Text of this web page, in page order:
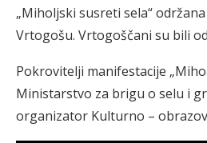
„Miholjski susreti sela“
Vrtogošu. Vrtogoščani su bili
Pokrovitelji manifestacije
Ministarstvo za brigu o selu i
organizator Kulturno –